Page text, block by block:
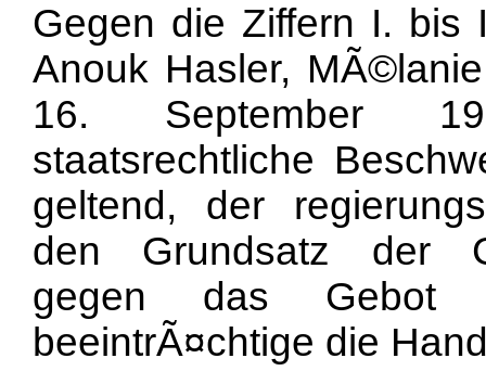
Gegen die Ziffern I. bis
Anouk Hasler,
16. September
staatsrechtliche
geltend, der
den Grundsatz der
gegen das Gebot
beeintrÃ¤chtige die